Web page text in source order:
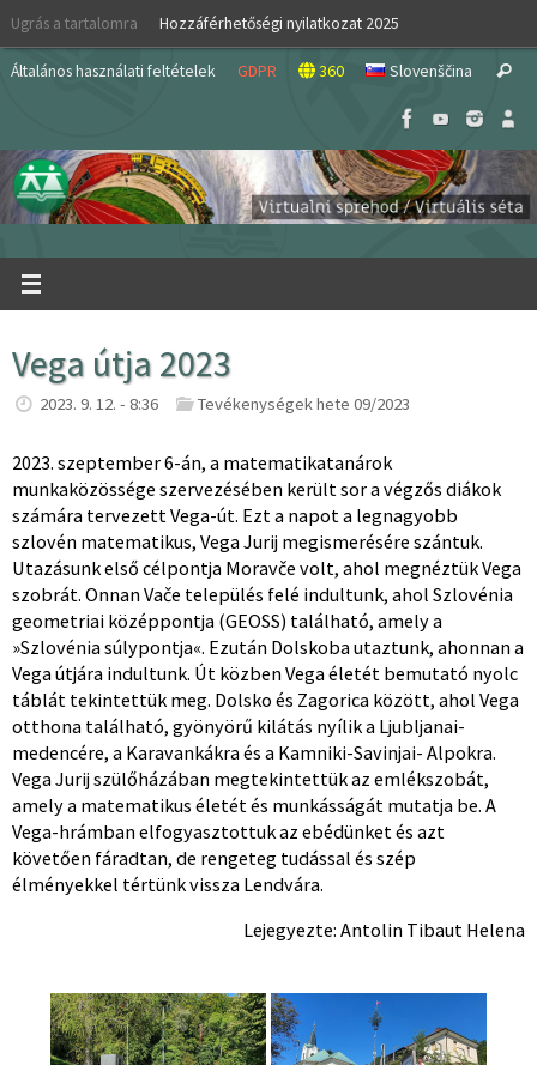
Skip
content
Ugrás a tartalomra Hozzáférhetőségi nyilatkozat 2025
Általános használati feltételek GDPR 360 Slovenščina Search
Vega útja 2023
2023. 9. 12. - 8:36 Tevékenységek hete 09/2023
2023. szeptember 6-án, a matematikatanárok
munkaközössége szervezésében került sor a végzős diákok
számára tervezett Vega-út. Ezt a napot a legnagyobb
szlovén matematikus, Vega Jurij megismerésére szántuk.
Utazásunk első célpontja Moravče volt, ahol megnéztük Vega
szobrát. Onnan Vače település felé indultunk, ahol Szlovénia
geometriai középpontja (GEOSS) található, amely a
»Szlovénia súlypontja«. Ezután Dolskoba utaztunk, ahonnan a
Vega útjára indultunk. Út közben Vega életét bemutató nyolc
táblát tekintettük meg. Dolsko és Zagorica között, ahol Vega
otthona található, gyönyörű kilátás nyílik a Ljubljanai-
medencére, a Karavankákra és a Kamniki-Savinjai- Alpokra.
Vega Jurij szülőházában megtekintettük az emlékszobát,
amely a matematikus életét és munkásságát mutatja be. A
Vega-hrámban elfogyasztottuk az ebédünket és azt
követően fáradtan, de rengeteg tudással és szép
élményekkel tértünk vissza Lendvára.
Lejegyezte: Antolin Tibaut Helena